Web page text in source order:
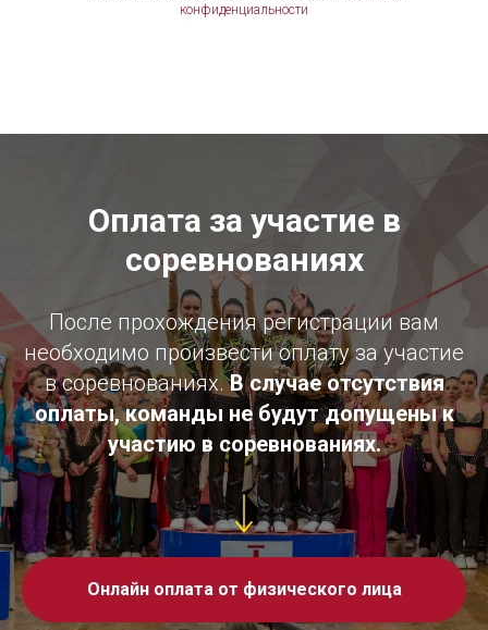
конфиденциальности
Оплата за участие в
соревнованиях
После прохождения регистрации вам
необходимо произвести оплату за участие
в соревнованиях.В случае отсутствия
оплаты, команды не будут допущены к
участию в соревнованиях.
Онлайн оплата от физического лица